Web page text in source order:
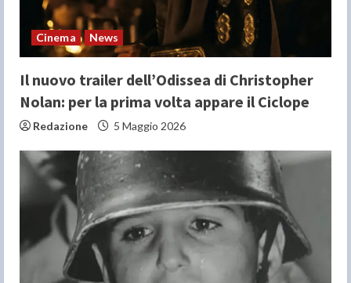
n
gCinema News
Il nuovo trailer dell’Odissea di Christopher
Nolan: per la prima volta appare il Ciclope
Redazione 5 Maggio 2026